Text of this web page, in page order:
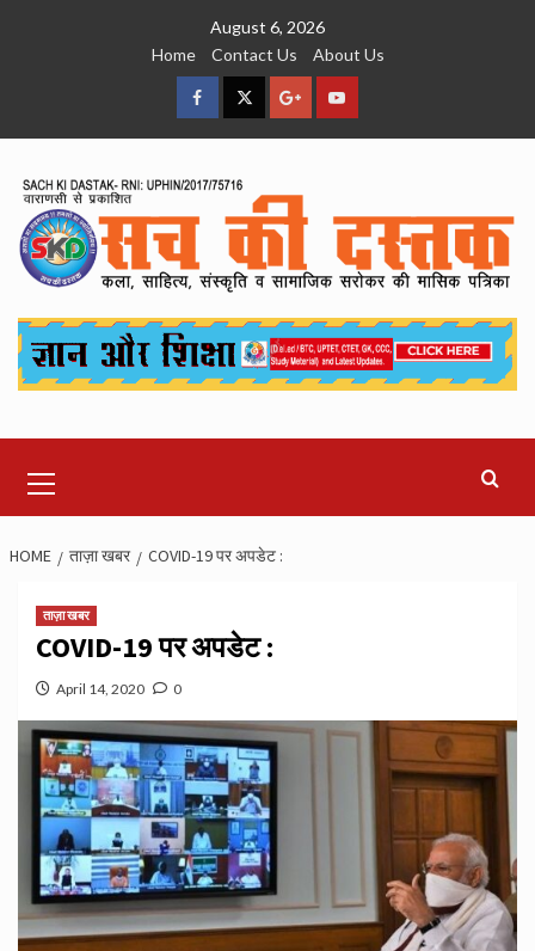
August 6, 2026
Home
Contact Us About Us
facebookTwitterGoogleYouTube
Menu
HOME ताज़ा खबर COVID-19 पर अपडेट :
ताज़ा खबर
COVID-19 पर अपडेट :
April 14, 2020 0